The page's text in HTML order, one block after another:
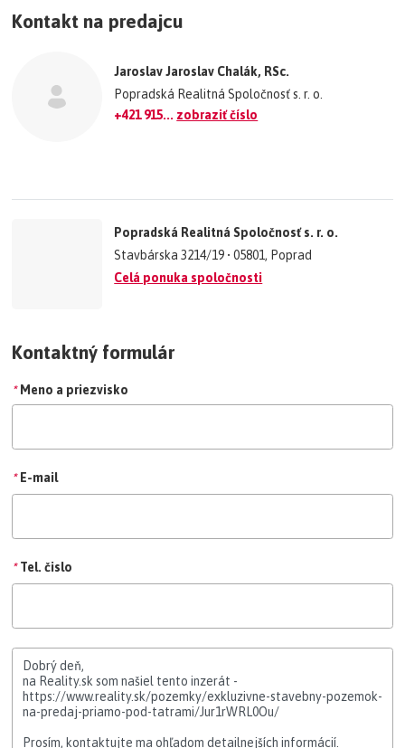
−
Kontakt na predajcu
Jaroslav Jaroslav Chalák, RSc.
Popradská Realitná Spoločnosť s. r. o.
+421 915... zobraziť číslo
Popradská Realitná Spoločnosť s. r. o.
Stavbárska 3214/19 • 05801, Poprad
Celá ponuka spoločnosti
Kontaktný formulár
* Meno a priezvisko
* E-mail
* Tel. čislo